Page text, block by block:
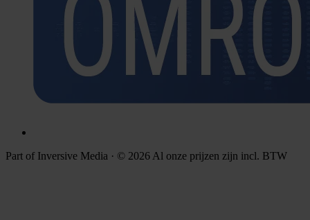
Part of Inversive Media · © 2026 Al onze prijzen zijn incl. BTW